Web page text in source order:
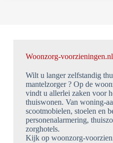
Woonzorg-voorzieningen.nl
Wilt u langer zelfstandig
mantelzorger ? Op de
vindt u allerlei zaken voor
thuiswonen. Van woning-
scootmobielen, stoelen en
personenalarmering,
zorghotels.
Kijk op woonzorg-